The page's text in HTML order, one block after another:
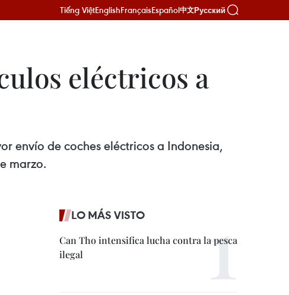
Tiếng ViệtEnglishFrançaisEspañol中文Русский
eléctricos a
envío de coches eléctricos a Indonesia,
marzo.
LO MÁS VISTO
Can Tho intensifica lucha contra la pesca
ilegal